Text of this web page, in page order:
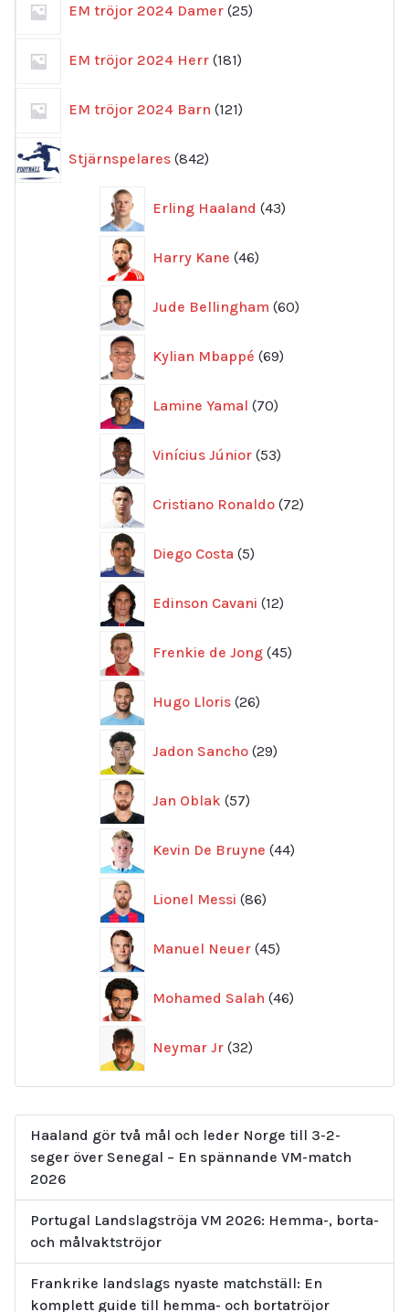
EM tröjor 2024 Damer 25
produkter
EM tröjor 2024 Herr 181
produkter
EM tröjor 2024 Barn 121
produkter
Stjärnspelares 842
produkter
Erling Haaland 43
produkter
Harry Kane 46
produkter
Jude Bellingham 60
produkter
Kylian Mbappé 69
produkter
Lamine Yamal 70
produkter
Vinícius Júnior 53
produkter
Cristiano Ronaldo 72
produkter
Diego Costa 5
produkter
Edinson Cavani 12
produkter
Frenkie de Jong 45
produkter
Hugo Lloris 26
produkter
Jadon Sancho 29
produkter
Jan Oblak 57
produkter
Kevin De Bruyne 44
produkter
Lionel Messi 86
produkter
Manuel Neuer 45
produkter
Mohamed Salah 46
produkter
Neymar Jr 32
produkter
Haaland gör två mål och leder Norge till 3-2-
seger över Senegal – En spännande VM-match
2026
Portugal Landslagströja VM 2026: Hemma-, borta-
och målvaktströjor
Frankrike landslags nyaste matchställ: En
komplett guide till hemma- och bortatröjor